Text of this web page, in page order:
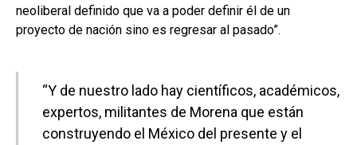
neoliberal definido que va a poder definir él de un
proyecto de nación sino es regresar al pasado”.
“Y de nuestro lado hay científicos, académicos,
expertos, militantes de Morena que están
construyendo el México del presente y el